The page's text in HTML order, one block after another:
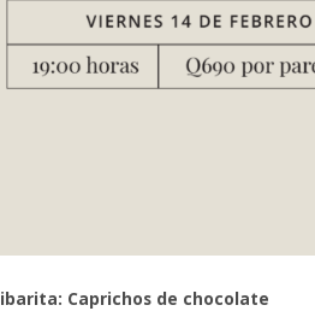
Caprichos de chocolate